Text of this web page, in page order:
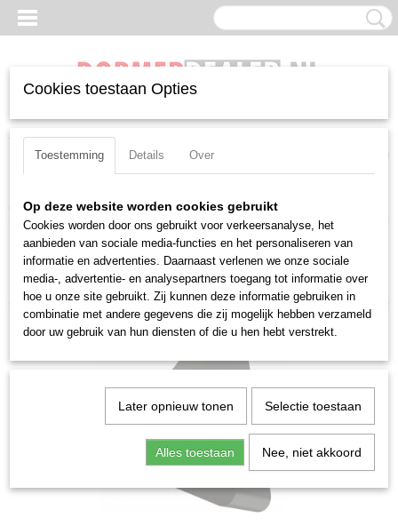
Inloggen Registreren UW WINKELWAGEN
Home >Wisselplaten>Negatief>Tnma>160408
Sorteer op:
Cookies toestaan Opties
Toestemming Details Over
Op deze website worden cookies gebruikt
Cookies worden door ons gebruikt voor verkeersanalyse, het
aanbieden van sociale media-functies en het personaliseren van
informatie en advertenties. Daarnaast verlenen we onze sociale
media-, advertentie- en analysepartners toegang tot informatie over
hoe u onze site gebruikt. Zij kunnen deze informatie gebruiken in
combinatie met andere gegevens die zij mogelijk hebben verzameld
door uw gebruik van hun diensten of die u hen hebt verstrekt.
Later opnieuw tonen Selectie toestaan
Alles toestaan Nee, niet akkoord